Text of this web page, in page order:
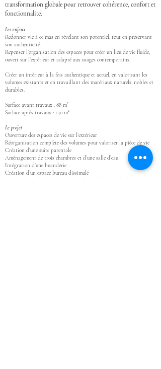
transformation globale pour retrouver cohérence, confort et
fonctionnalité.
Les enjeux ​
Redonner vie à ce mas en révélant son potentiel, tout en préservant
son authenticité.
Repenser l’organisation des espaces pour créer un lieu de vie fluide,
ouvert sur l’extérieur et adapté aux usages contemporains.
Créer un intérieur à la fois authentique et actuel, en valorisant les
volumes existants et en travaillant des matériaux naturels, nobles et
durables.
Surface avant travaux : 88 m²
Surface après travaux : 140 m²
Le projet
Ouverture des espaces de vie sur l’extérieur
Réorganisation complète des volumes pour valoriser la pièce de vie
Création d’une suite parentale
Aménagement de trois chambres et d’une salle d’eau
Intégration d’une buanderie
Création d’un espace bureau dissimulé
Optimisation des rangements avec du mobilier standard